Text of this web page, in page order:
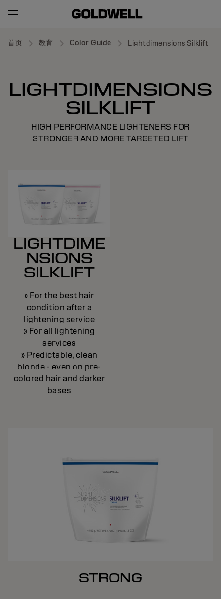
首页 教育 Color Guide Lightdimensions Silklift
LIGHTDIMENSIONS
SILKLIFT
HIGH PERFORMANCE LIGHTENERS FOR
STRONGER AND MORE TARGETED LIFT
LIGHTDIME
NSIONS
SILKLIFT
» For the best hair
condition after a
lightening service
» For all lightening
services
» Predictable, clean
blonde - even on pre-
colored hair and darker
bases
STRONG